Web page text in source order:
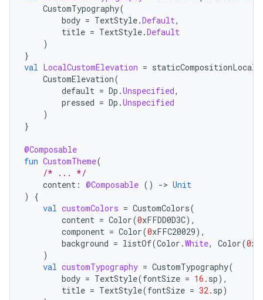
CustomTypography(
body = TextStyle.Default,
title = TextStyle.Default
)
}
val LocalCustomElevation =
CustomElevation(
default = Dp .Unspecified,
pressed = Dp .Unspecified
)
}
@Composable
fun CustomTheme(
/* ... */
content : @Composable () -> Unit
)
{
val customColors = CustomColors(
content = Color(0xFFDD0D3C),
component = Color(0xFFC20029),
background = listOf(Color .White, Color(0
)
val customTypography = CustomTypography(
body = TextStyle(fontSize = 16. sp),
title = TextStyle(fontSize = 32. sp)